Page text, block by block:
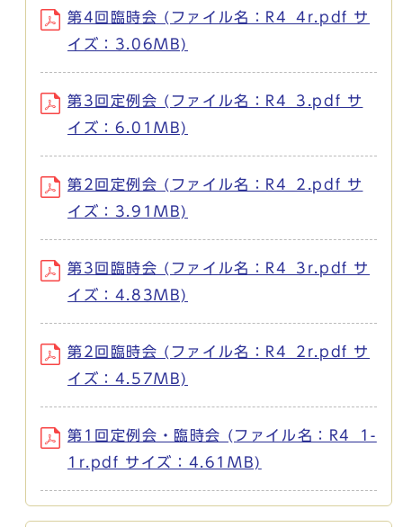
第4回臨時会 (ファイル名：R4_4r.pdf サ
イズ：3.06MB)
第3回定例会 (ファイル名：R4_3.pdf サ
イズ：6.01MB)
第2回定例会 (ファイル名：R4_2.pdf サ
イズ：3.91MB)
第3回臨時会 (ファイル名：R4_3r.pdf サ
イズ：4.83MB)
第2回臨時会 (ファイル名：R4_2r.pdf サ
イズ：4.57MB)
第1回定例会・臨時会 (ファイル名：R4_1-
1r.pdf サイズ：4.61MB)